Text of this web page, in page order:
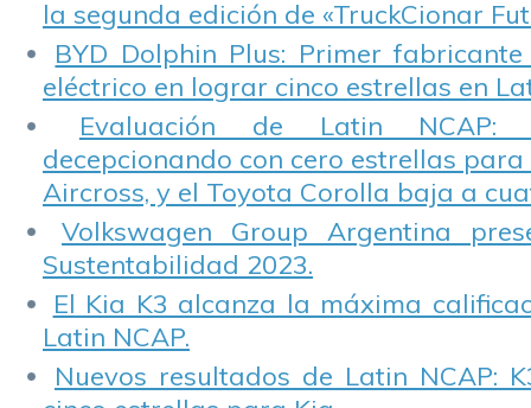
la segunda edición de «TruckCionar
BYD Dolphin Plus: Primer
eléctrico en lograr cinco estrellas en
Evaluación de Latin NCAP:
decepcionando con cero estrellas para
Aircross, y el Toyota Corolla baja a
Volkswagen Group Argentina
Sustentabilidad 2023.
El Kia K3 alcanza la máxima
Latin NCAP.
Nuevos resultados de Latin NCAP: